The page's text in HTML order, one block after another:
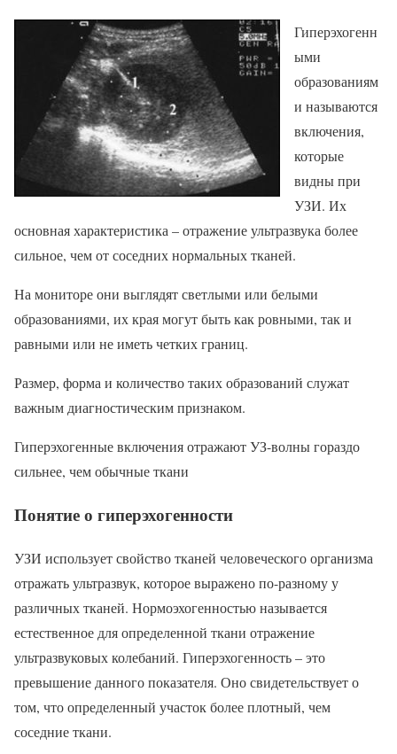
Гиперэхогенн
ыми
образованиям
и называются
включения,
которые
видны при
УЗИ. Их
основная характеристика – отражение ультразвука более
сильное, чем от соседних нормальных тканей.
На мониторе они выглядят светлыми или белыми
образованиями, их края могут быть как ровными, так и
равными или не иметь четких границ.
Размер, форма и количество таких образований служат
важным диагностическим признаком.
Гиперэхогенные включения отражают УЗ-волны гораздо
сильнее, чем обычные ткани
Понятие о гиперэхогенности
УЗИ использует свойство тканей человеческого организма
отражать ультразвук, которое выражено по-разному у
различных тканей. Нормоэхогенностью называется
естественное для определенной ткани отражение
ультразвуковых колебаний. Гиперэхогенность – это
превышение данного показателя. Оно свидетельствует о
том, что определенный участок более плотный, чем
соседние ткани.